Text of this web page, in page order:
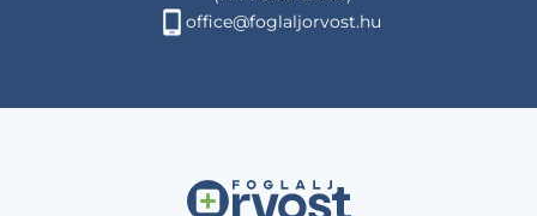
office@foglaljorvost.hu